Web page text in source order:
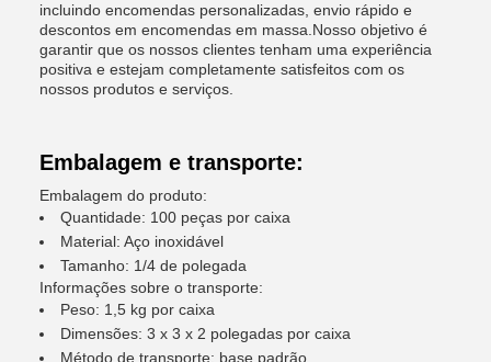
incluindo encomendas personalizadas, envio rápido e
descontos em encomendas em massa.Nosso objetivo é
garantir que os nossos clientes tenham uma experiência
positiva e estejam completamente satisfeitos com os
nossos produtos e serviços.
Embalagem e transporte:
Embalagem do produto:
Quantidade: 100 peças por caixa
Material: Aço inoxidável
Tamanho: 1/4 de polegada
Informações sobre o transporte:
Peso: 1,5 kg por caixa
Dimensões: 3 x 3 x 2 polegadas por caixa
Método de transporte: base padrão